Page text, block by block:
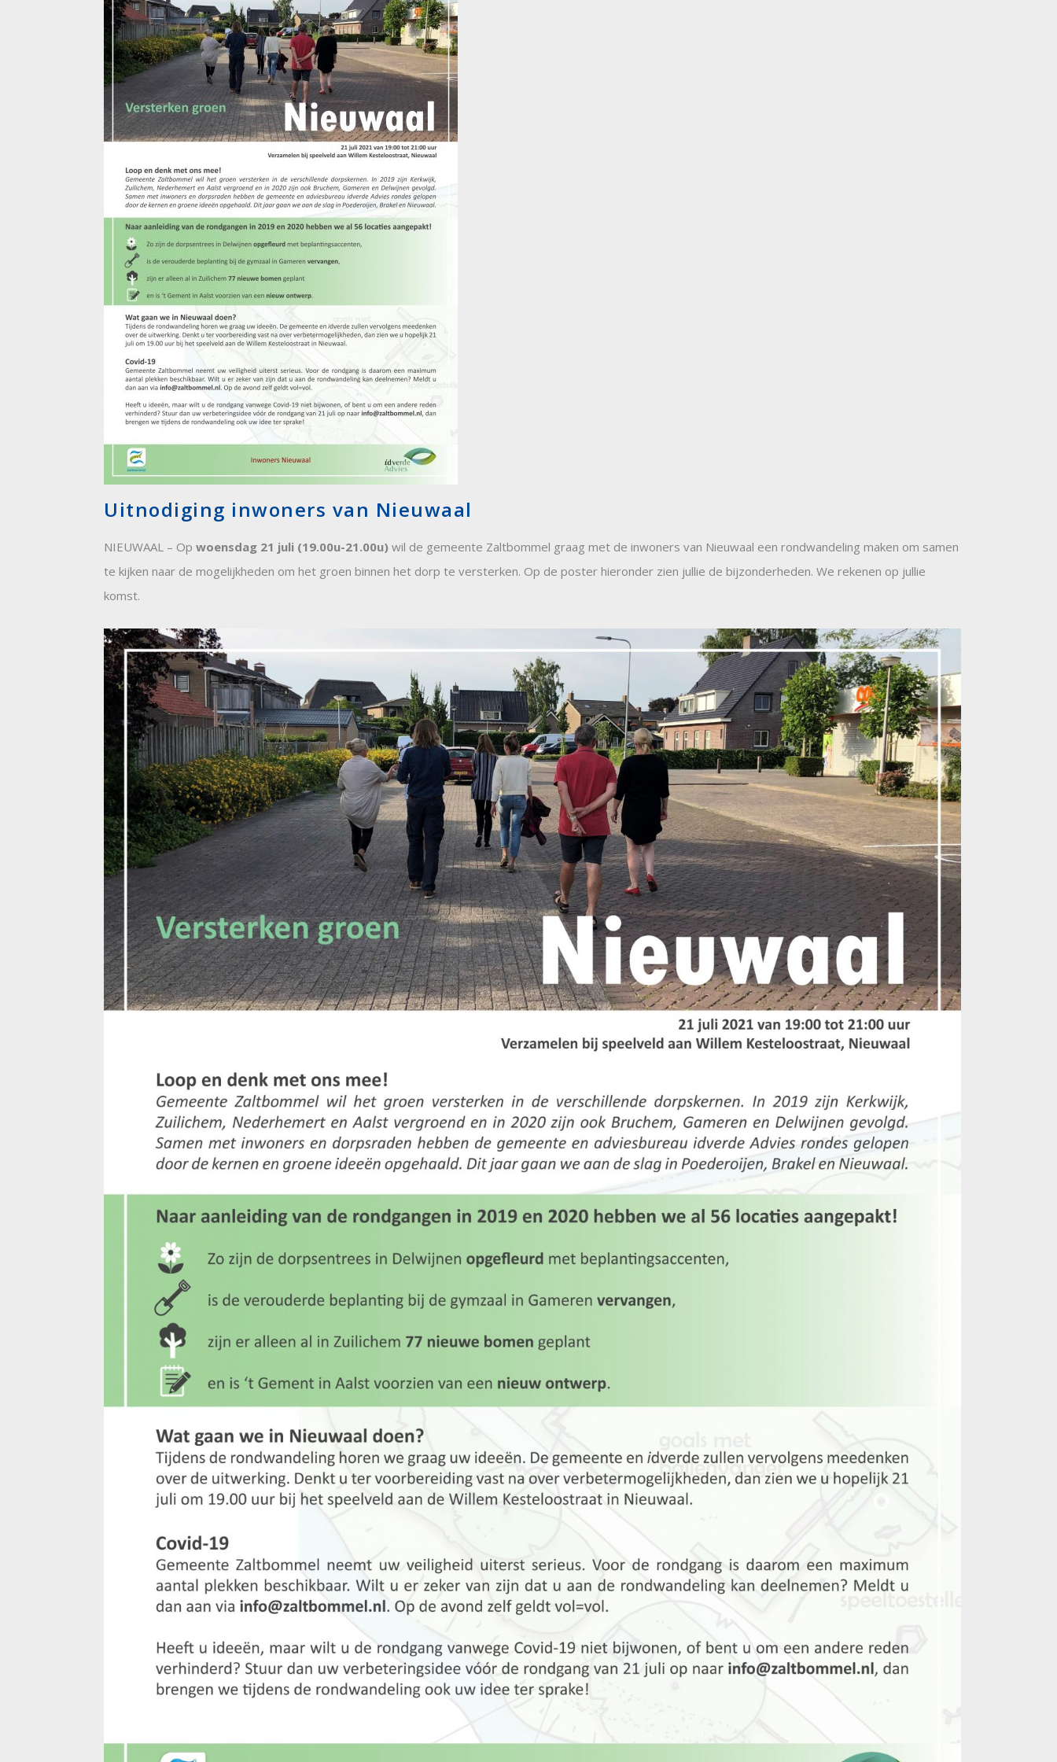
Uitnodiging inwoners van Nieuwaal
NIEUWAAL – Op woensdag 21 juli (19.00u-21.00u) wil de gemeente Zaltbommel graag met de inwoners van Nieuwaal een rondwandeling maken om samen
te kijken naar de mogelijkheden om het groen binnen het dorp te versterken. Op de poster hieronder zien jullie de bijzonderheden. We rekenen op jullie
komst.